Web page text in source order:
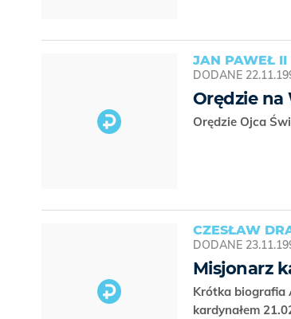
JAN PAWEŁ II
DODANE
Orędzie na
Orędzie Ojca
CZESŁAW
DODANE
Misjonarz
Krótka biografia
kardynałem